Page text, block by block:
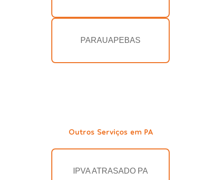
PARAUAPEBAS
Outros Serviços em PA
IPVA ATRASADO PA